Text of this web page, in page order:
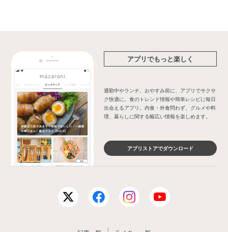
アプリでもっと楽しく
通勤中やランチ、おやすみ前に、アプリでサクサ
ク快適に。食のトレンド情報や簡単レシピに毎日
出会えるアプリ。内食・外食問わず、グルメや料
理、暮らしに関する幅広い情報を楽しめます。
アプリストアでダウンロード